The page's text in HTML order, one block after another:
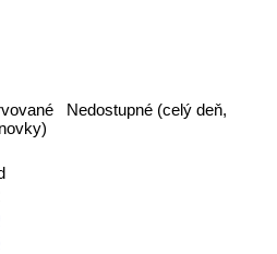
Nedostupné (celý deň,